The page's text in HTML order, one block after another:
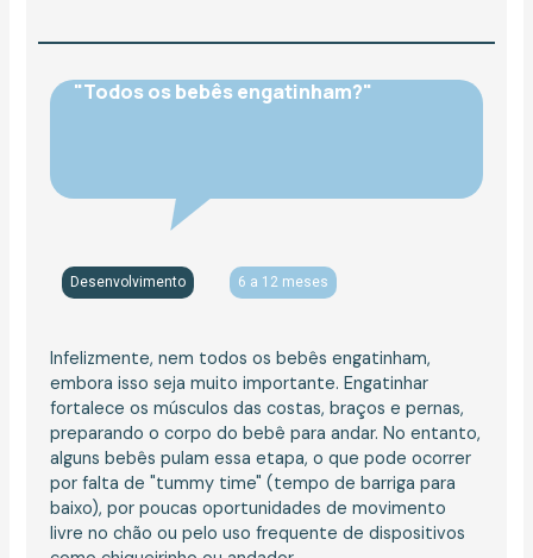
"Todos os bebês engatinham?"
Desenvolvimento 6 a 12 meses
Infelizmente, nem todos os bebês engatinham,
embora isso seja muito importante. Engatinhar
fortalece os músculos das costas, braços e pernas,
preparando o corpo do bebê para andar. No entanto,
alguns bebês pulam essa etapa, o que pode ocorrer
por falta de "tummy time" (tempo de barriga para
baixo), por poucas oportunidades de movimento
livre no chão ou pelo uso frequente de dispositivos